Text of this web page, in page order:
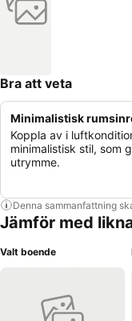
Bra att veta
Minimalistisk
Koppla av i
minimalistisk stil, som
utrymme.
Denna sammanfattning
Jämför med
Valt boende